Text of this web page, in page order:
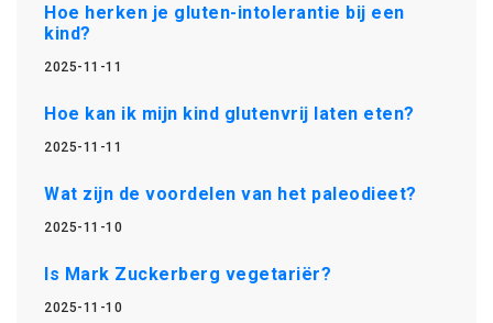
Hoe herken je gluten-intolerantie bij een
kind?
2025-11-11
Hoe kan ik mijn kind glutenvrij laten eten?
2025-11-11
Wat zijn de voordelen van het paleodieet?
2025-11-10
Is Mark Zuckerberg vegetariër?
2025-11-10